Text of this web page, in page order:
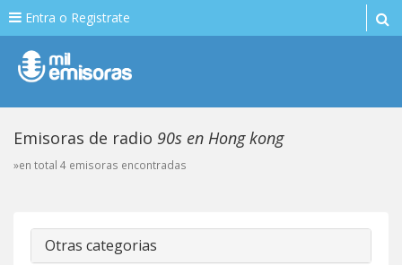
Entra o Registrate
Emisoras de radio 90s en Hong kong
»en total 4 emisoras encontradas
Otras categorias